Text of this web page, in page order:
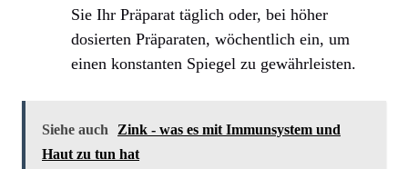
Sie Ihr Präparat täglich oder, bei höher
dosierten Präparaten, wöchentlich ein, um
einen konstanten Spiegel zu gewährleisten.
Siehe auch
Zink - was es mit Immunsystem und
Haut zu tun hat